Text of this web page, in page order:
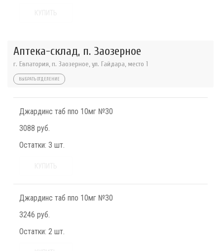
Аптека-склад, п. Заозерное
г. Евпатория, п. Заозерное, ул. Гайдара, место 1
ВЫБРАТЬ ОТДЕЛЕНИЕ
Джардинс таб ппо 10мг №30
3088 руб.
Остатки: 3 шт.
Джардинс таб ппо 10мг №30
3246 руб.
Остатки: 2 шт.